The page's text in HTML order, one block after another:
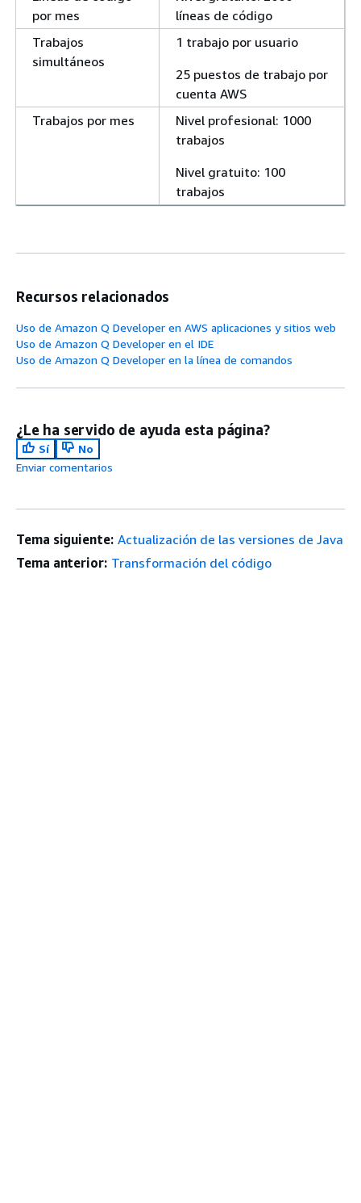
por mes
líneas de código
Trabajos
simultáneos
1 trabajo por usuario
25 puestos de trabajo por
cuenta AWS
Trabajos por mes
Nivel profesional: 1000
trabajos
Nivel gratuito: 100
trabajos
Recursos relacionados
Uso de Amazon Q Developer en AWS aplicaciones y sitios web
Uso de Amazon Q Developer en el IDE
Uso de Amazon Q Developer en la línea de comandos
¿Le ha servido de ayuda esta página?
Sí
No
Enviar comentarios
Tema siguiente: Actualización de las versiones de Java
Tema anterior: Transformación del código